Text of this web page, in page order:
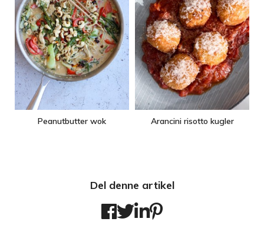
Peanutbutter wok Arancini risotto kugler
Del denne artikel